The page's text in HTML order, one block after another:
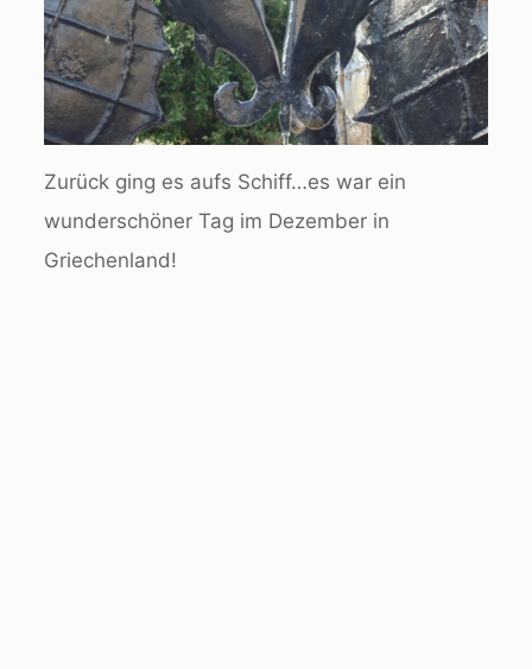
Zurück ging es aufs Schiff…es war ein
wunderschöner Tag im Dezember in
Griechenland!